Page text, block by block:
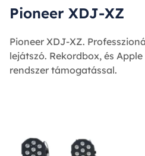
Pioneer XDJ-XZ
Pioneer XDJ-XZ.
lejátszó. Rekordbox, és
rendszer támogatással.